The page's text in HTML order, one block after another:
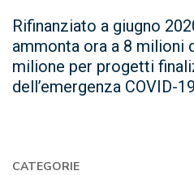
Rifinanziato a giugno
ammonta ora a 8 milioni
milione per progetti
dell’emergenza COVID-19
CATEGORIE